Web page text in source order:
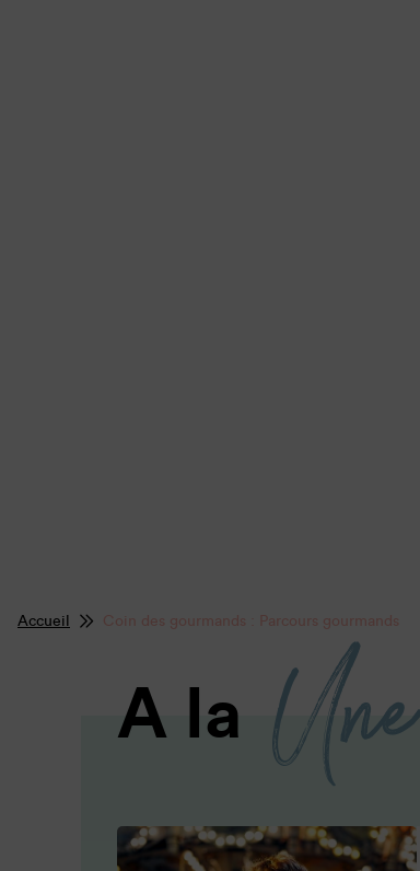
Accueil Coin des gourmands : Parcours gourmands
A la Une